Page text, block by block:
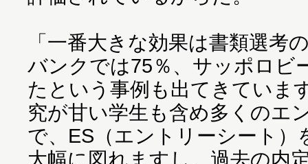
「一番大きな効果は書類選考
バンクでは75％、サッポロビ
たという事例も出てきていま
究が甘い学生も含め多くのエ
で、ES（エントリーシート）
大幅に図れますし、過去の内